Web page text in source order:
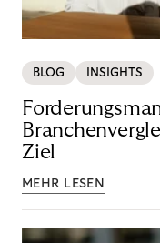
BLOG INSIGHTS
Ziel
MEHR LESEN